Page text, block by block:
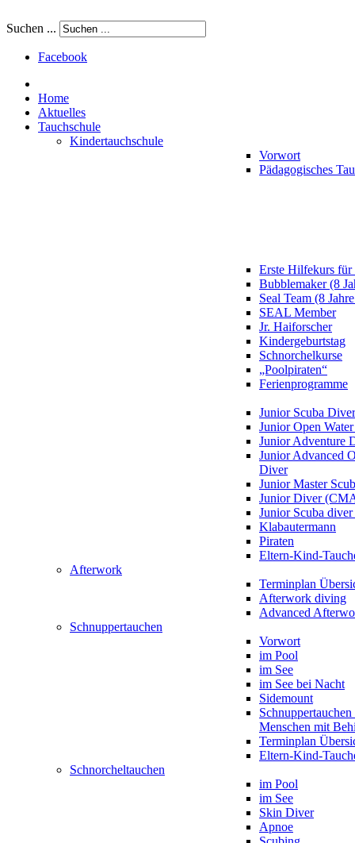
Suchen ...
Facebook
Home
Aktuelles
Tauchschule
Kindertauchschule
Vorwort
Pädagogisches
Erste Hilfekurs
Bubblemaker (8
Seal Team (8
SEAL Member
Jr. Haiforscher
Kindergeburtstag
Schnorchelkurse
„Poolpiraten“
Ferienprogramme
Junior Scuba Diver
Junior Open
Junior Adventure
Junior Advanced
Diver
Junior Master
Junior Diver
Junior Scuba
Klabautermann
Piraten
Eltern-Kind-
Afterwork
Terminplan
Afterwork diving
Advanced
Schnuppertauchen
Vorwort
im Pool
im See
im See bei Nacht
Sidemount
Menschen mit
Terminplan
Eltern-Kind-
Schnorcheltauchen
im Pool
im See
Skin Diver
Apnoe